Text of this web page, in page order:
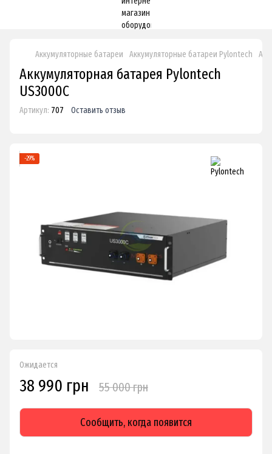
Аккумуляторные батареи Аккумуляторные батареи Pylontech
Аккумуляторная батарея Pylontech
US3000C
Артикул: 707 Оставить отзыв
−29%
Ожидается
38 990 грн 55 000 грн
Сообщить, когда появится